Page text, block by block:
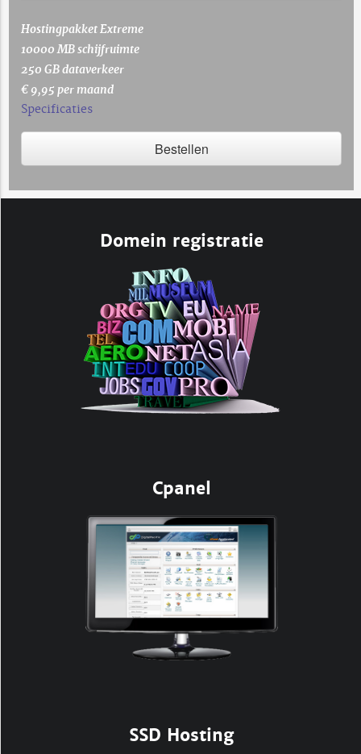
Hostingpakket Extreme
10000 MB schijfruimte
250 GB dataverkeer
€ 9,95 per maand
Specificaties
Bestellen
Domein registratie
Cpanel
SSD Hosting